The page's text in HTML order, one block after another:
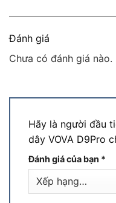
Đánh giá
Chưa có đánh giá nào.
Hãy là người đầu
dây VOVA D9Pro
Đánh giá của bạn *